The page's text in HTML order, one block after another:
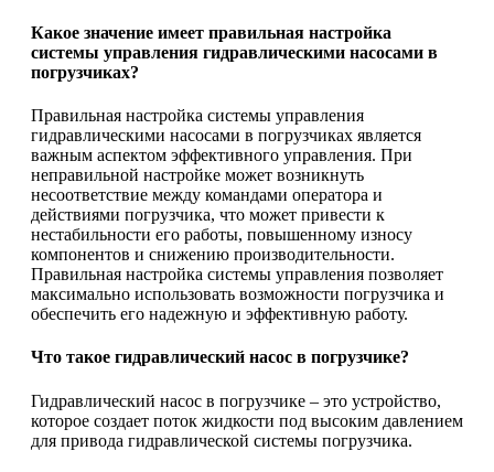
Какое значение имеет правильная настройка
системы управления гидравлическими насосами в
погрузчиках?
Правильная настройка системы управления
гидравлическими насосами в погрузчиках является
важным аспектом эффективного управления. При
неправильной настройке может возникнуть
несоответствие между командами оператора и
действиями погрузчика, что может привести к
нестабильности его работы, повышенному износу
компонентов и снижению производительности.
Правильная настройка системы управления позволяет
максимально использовать возможности погрузчика и
обеспечить его надежную и эффективную работу.
Что такое гидравлический насос в погрузчике?
Гидравлический насос в погрузчике – это устройство,
которое создает поток жидкости под высоким давлением
для привода гидравлической системы погрузчика.